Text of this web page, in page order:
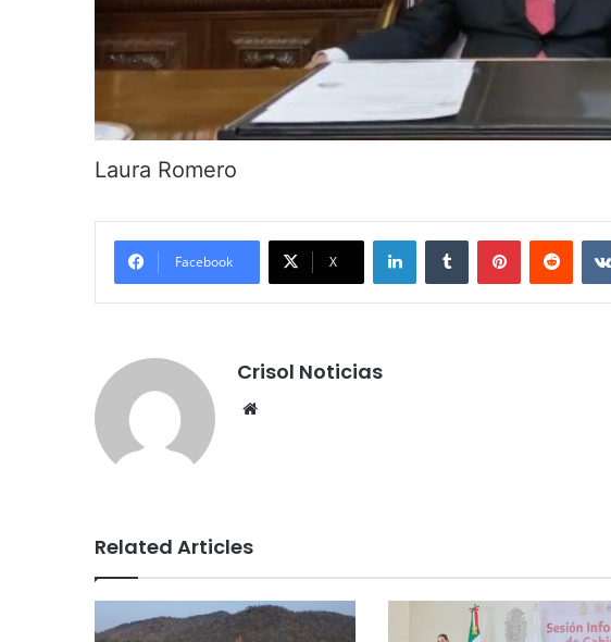
Laura Romero
Facebook X
Crisol Noticias
Related Articles